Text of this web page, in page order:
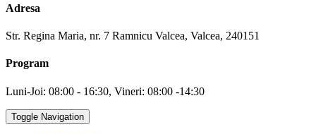
Adresa
Str. Regina Maria, nr. 7 Ramnicu Valcea, Valcea, 240151
Program
Luni-Joi: 08:00 - 16:30, Vineri: 08:00 -14:30
Toggle Navigation